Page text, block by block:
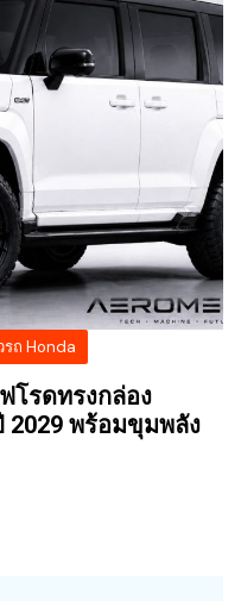
รถ Honda
โรดทรงกล่อง
2029 พร้อมขุมพลัง